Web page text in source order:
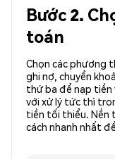
Bước 2.
toán
Chọn các phương
ghi nợ, chuyển
thứ ba để nạp tiền
với xử lý tức thì
tiền tối thiểu. Nền
cách nhanh nhất